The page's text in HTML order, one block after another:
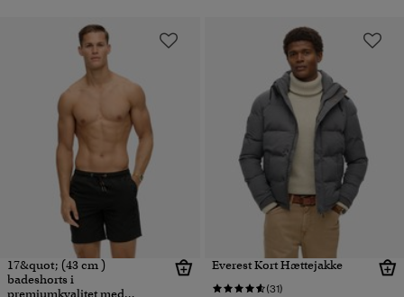
17&quot; (43 cm )
badeshorts i
premiumkvalitet med
Everest Kort Hættejakke
(31)